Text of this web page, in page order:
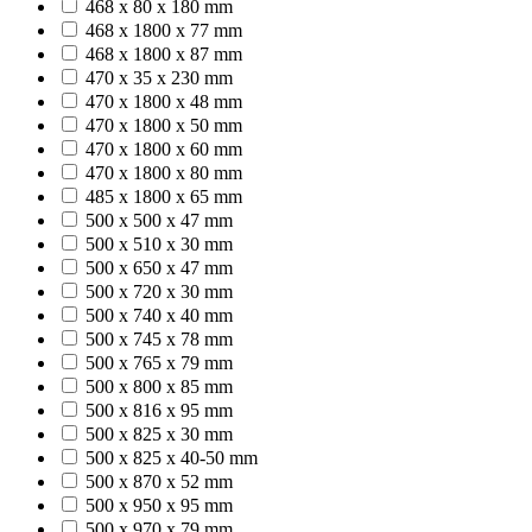
468 x 80 x 180 mm
468 x 1800 x 77 mm
468 x 1800 x 87 mm
470 x 35 x 230 mm
470 x 1800 x 48 mm
470 x 1800 x 50 mm
470 x 1800 x 60 mm
470 x 1800 x 80 mm
485 x 1800 x 65 mm
500 x 500 x 47 mm
500 x 510 x 30 mm
500 x 650 x 47 mm
500 x 720 x 30 mm
500 x 740 x 40 mm
500 x 745 x 78 mm
500 x 765 x 79 mm
500 x 800 x 85 mm
500 x 816 x 95 mm
500 x 825 x 30 mm
500 x 825 x 40-50 mm
500 x 870 x 52 mm
500 x 950 x 95 mm